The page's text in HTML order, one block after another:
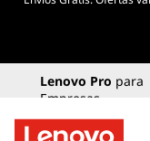
Lenovo Pro para
Empresas